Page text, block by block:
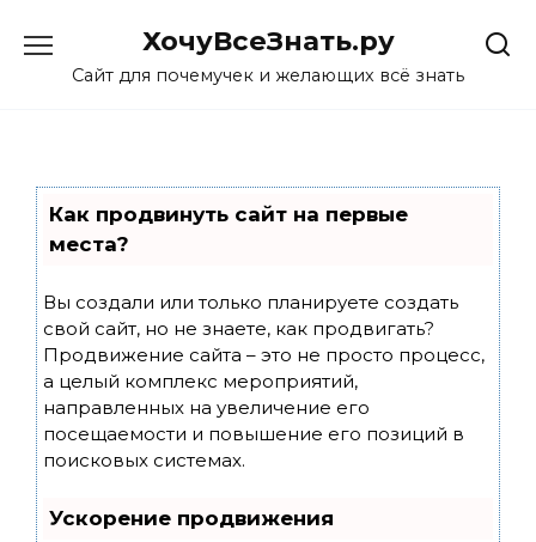
content
ХочуВсеЗнать.ру
Сайт для почемучек и желающих всё знать
Как продвинуть сайт на первые
места?
Вы создали или только планируете создать
свой сайт, но не знаете, как продвигать?
Продвижение сайта – это не просто процесс,
а целый комплекс мероприятий,
направленных на увеличение его
посещаемости и повышение его позиций в
поисковых системах.
Ускорение продвижения